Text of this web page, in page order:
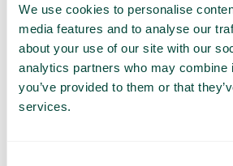
We use cookies to personalise
media features and to analyse our
about your use of our site with our
analytics partners who may combine
you’ve provided to them or that
services.
Utforska
användningsområden för
ditt team